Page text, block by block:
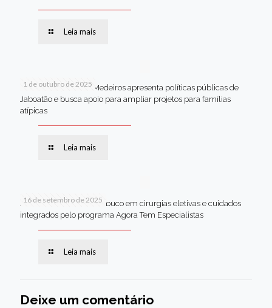
Leia mais
1 de outubro de 2025
Em Brasília, Andréa Medeiros apresenta políticas públicas de
Jaboatão e busca apoio para ampliar projetos para famílias
atípicas
Leia mais
16 de setembro de 2025
Jaboatão lidera Pernambuco em cirurgias eletivas e cuidados
integrados pelo programa Agora Tem Especialistas
Leia mais
Deixe um comentário